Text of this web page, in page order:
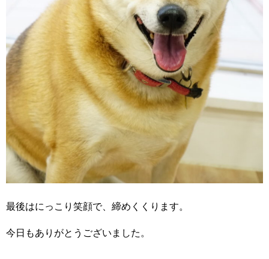
最後はにっこり笑顔で、締めくくります。
今日もありがとうございました。